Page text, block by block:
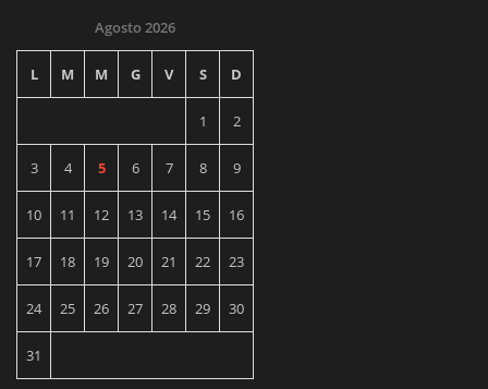
Agosto 2026
L M M G V S D
1 2
3 4 5 6 7 8 9
10 11 12 13 14 15 16
17 18 19 20 21 22 23
24 25 26 27 28 29 30
31